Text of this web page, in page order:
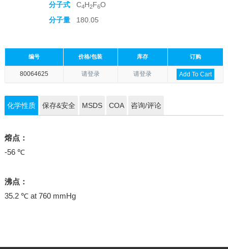
分子式
C4H2F6O
分子量
180.05
编号 价格/包装 库存 订购
80064625 请登录 请登录 Add To Cart
化学性质 保存&安全 MSDS COA 咨询/评论
熔点：
-56 ℃
沸点：
35.2 ℃ at 760 mmHg